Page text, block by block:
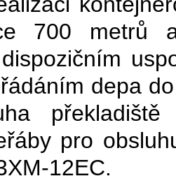
700 metrů
depa
překladiště
pro
12EC.